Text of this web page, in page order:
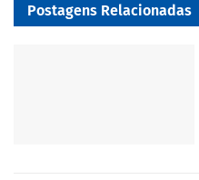
Postagens Relacionadas